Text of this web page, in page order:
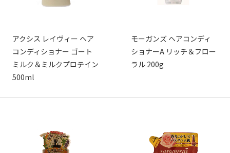
アクシス レイヴィー ヘア
コンディショナー ゴート
ミルク＆ミルクプロテイン
500ml
モーガンズ ヘアコンディ
ショナーA リッチ＆フロー
ラル 200g